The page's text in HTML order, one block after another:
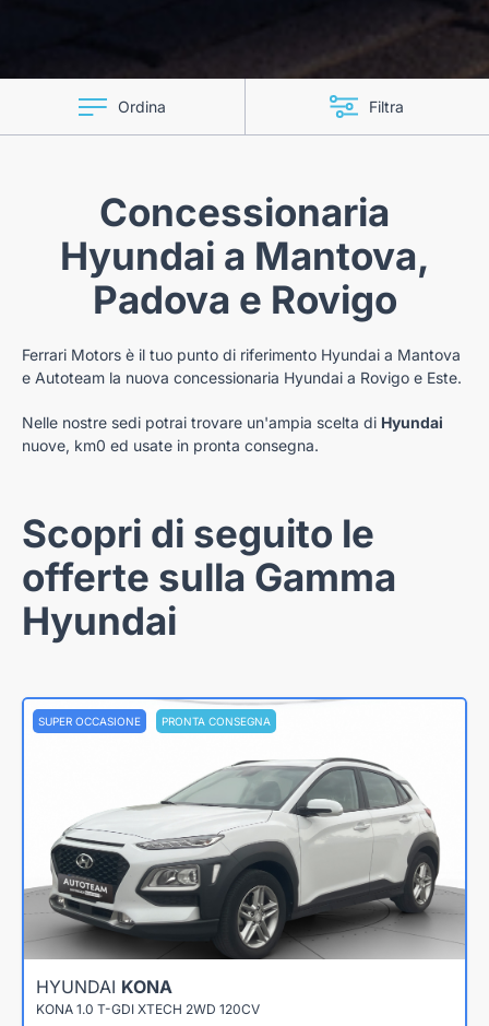
Ordina Filtra
Concessionaria
Hyundai a Mantova,
Padova e Rovigo
Ferrari Motors è il tuo punto di riferimento Hyundai a Mantova
e Autoteam la nuova concessionaria Hyundai a Rovigo e Este.
Nelle nostre sedi potrai trovare un'ampia scelta di Hyundai
nuove, km0 ed usate in pronta consegna.
Scopri di seguito le
offerte sulla Gamma
Hyundai
SUPER OCCASIONE PRONTA CONSEGNA
HYUNDAI KONA
KONA 1.0 T-GDI XTECH 2WD 120CV